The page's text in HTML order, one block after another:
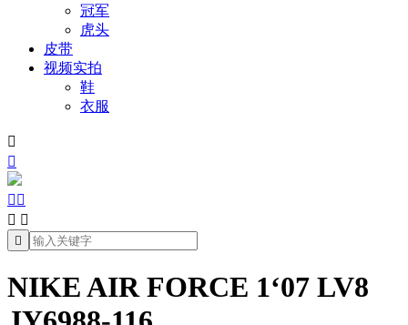
冠军
虎头
皮带
视频实拍
鞋
衣服


 
 

NIKE AIR FORCE 1‘07 LV8